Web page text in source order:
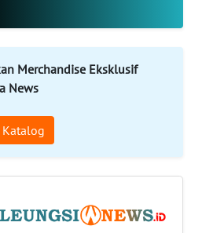
Merchandise Eksklusif
News
Katalog